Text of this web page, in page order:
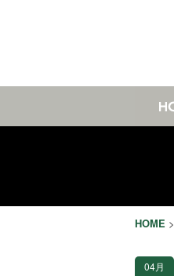
HOME >
04月